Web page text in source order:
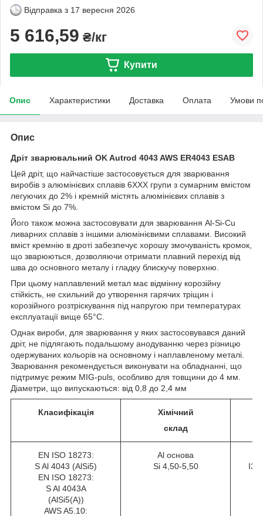
Відправка з 17 вересня 2026
5 616,59 ₴/кг
Купити
Опис Характеристики Доставка Оплата Умови
Опис
Дріт зварювальний OK Autrod 4043 AWS ER4043 ESAB
Цей дріт, що найчастіше застосовується для зварювання
виробів з алюмінієвих сплавів 6ХХХ групи з сумарним вмістом
легуючих до 2% і кремній містять алюмінієвих сплавів з
вмістом Si до 7%.
Його також можна застосовувати для зварювання Al-Si-Cu
ливарних сплавів з іншими алюмінієвими сплавами. Високий
вміст кремнію в дроті забезпечує хорошу змочуваність кромок,
що зварюються, дозволяючи отримати плавний перехід від
шва до основного металу і гладку блискучу поверхню.
При цьому наплавлений метал має відмінну корозійну
стійкість, не схильний до утворення гарячих тріщин і
корозійного розтріскування під напругою при температурах
експлуатації вище 65°С.
Однак вироби, для зварювання у яких застосовувався даний
дріт, не підлягають подальшому анодуванню через різницю
одержуваних кольорів на основному і наплавленому металі.
Зварювання рекомендується виконувати на обладнанні, що
підтримує режим MIG-puls, особливо для товщини до 4 мм.
Діаметри, що випускаються: від 0,8 до 2,4 мм
Класифікація
Хімічний
склад
EN ISO 18273:
S Al 4043 (AlSi5)
EN ISO 18273:
S Al 4043A
(AlSi5(A))
AWS A5.10:
Al основа
Si 4,50-5,50
I3